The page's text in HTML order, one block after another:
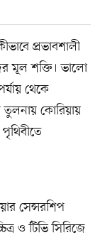
প্রভাবশালী
মূল শক্তি। ভালো
থেকে
তুলনায় কোরিয়ায়
সেন্সরশিপ
ও টিভি সিরিজে